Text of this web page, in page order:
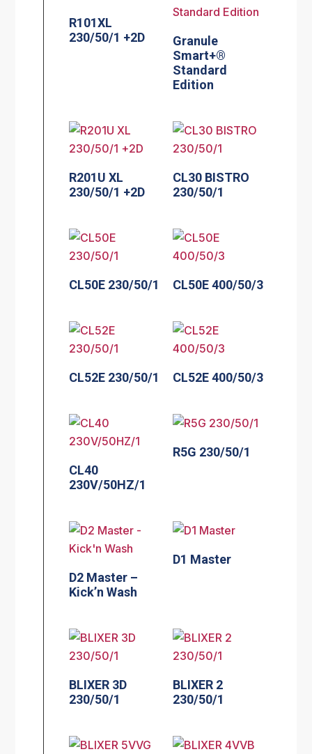
R101XL
230/50/1 +2D
Granule
Smart+®
Standard
Edition
R201U XL
230/50/1 +2D
CL30 BISTRO
230/50/1
CL50E 230/50/1 CL50E 400/50/3
CL52E 230/50/1 CL52E 400/50/3
CL40
230V/50HZ/1
R5G 230/50/1
D2 Master –
Kick’n Wash
D1 Master
BLIXER 3D
230/50/1
BLIXER 2
230/50/1